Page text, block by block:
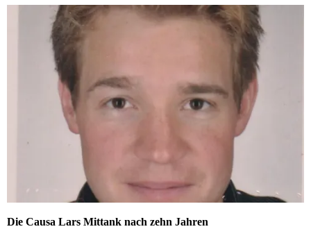
Die Causa Lars Mittank nach zehn Jahren